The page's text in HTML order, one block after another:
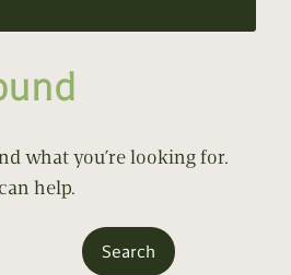
what you’re looking for.
help.